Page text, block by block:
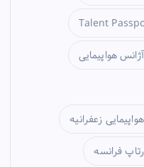
Talent
آژانس هواپیمایی
زعفرانیه
فرانسه